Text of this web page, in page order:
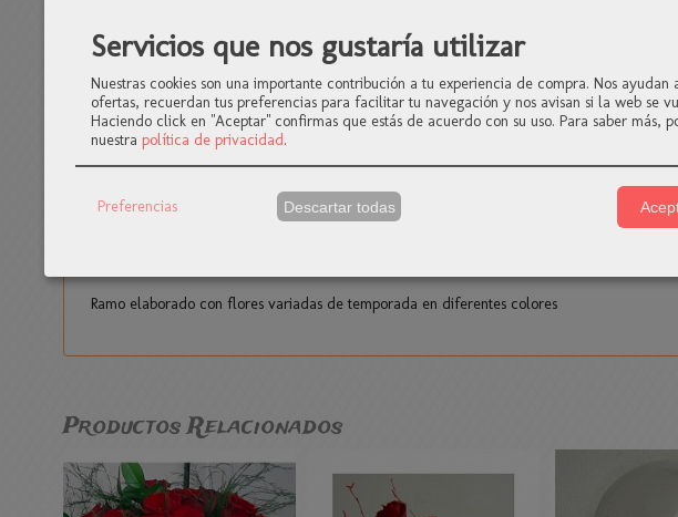
Categoría:Flores y plantas naturales|Tags:centros -nacimientos flores-para-mama #dia-
Ramo elaborado con flores variadas de temporada en diferentes colores
Productos Relacionados
Servicios que nos gustaría utilizar
Nuestras cookies son una importante contribución a tu experiencia de compra. Nos ayudan
ofertas, recuerdan tus preferencias para facilitar tu navegación y nos avisan si la web se
Haciendo click en "Aceptar" confirmas que estás de acuerdo con su uso. Para saber más,
nuestra política de privacidad.
Preferencias Descartar todas